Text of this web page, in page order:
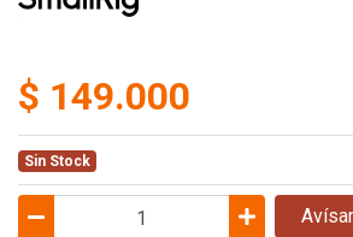
$ 149.000
Sin Stock